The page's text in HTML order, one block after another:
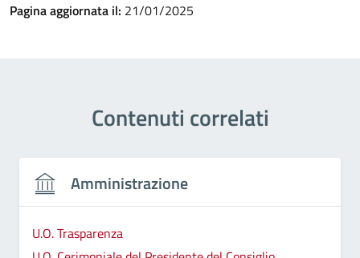
Pagina aggiornata il: 21/01/2025
Contenuti correlati
Amministrazione
U.O. Trasparenza